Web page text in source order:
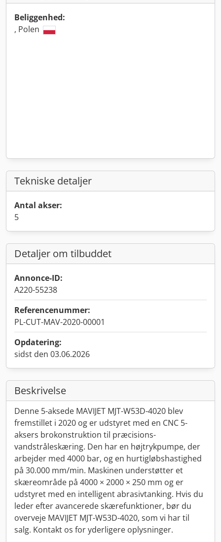
Beliggenhed:
, Polen
Tekniske detaljer
Antal akser:
5
Detaljer om tilbuddet
Annonce-ID:
A220-55238
Referencenummer:
PL-CUT-MAV-2020-00001
Opdatering:
sidst den 03.06.2026
Beskrivelse
Denne 5-aksede MAVIJET MJT-W53D-4020 blev
fremstillet i 2020 og er udstyret med en CNC 5-
aksers brokonstruktion til præcisions-
vandstråleskæring. Den har en højtrykpumpe, der
arbejder med 4000 bar, og en hurtigløbshastighed
på 30.000 mm/min. Maskinen understøtter et
skæreområde på 4000 × 2000 × 250 mm og er
udstyret med en intelligent abrasivtanking. Hvis du
leder efter avancerede skærefunktioner, bør du
overveje MAVIJET MJT-W53D-4020, som vi har til
salg. Kontakt os for yderligere oplysninger.